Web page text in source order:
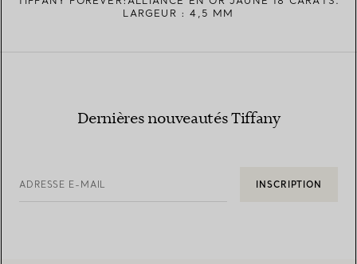
LARGEUR : 4,5 MM
Dernières nouveautés Tiffany
ADRESSE E-MAIL INSCRIPTION